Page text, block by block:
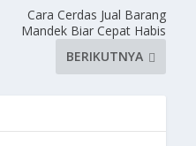
Cara Cerdas Jual Barang
Mandek Biar Cepat Habis
BERIKUTNYA